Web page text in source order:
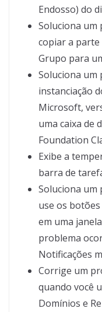
Endosso) do
Soluciona um
copiar a parte
Grupo para
Soluciona um
instanciação
Microsoft,
uma caixa de
Foundation
Exibe a
barra de
Soluciona um
use os
em uma
problema
Notificações
Corrige um
quando você
Domínios e